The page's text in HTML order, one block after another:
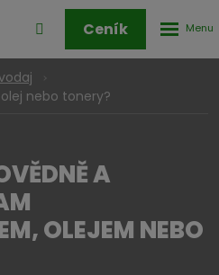
Přihlášení
zóny
Ceník
nebo tonery?
A
OLEJEM NEBO